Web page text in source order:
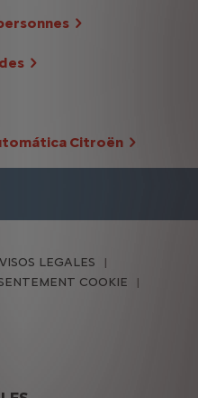
Citroën
LEGALES
COOKIE